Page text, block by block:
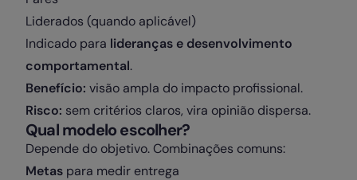
Liderados (quando aplicável)
Indicado para lideranças e desenvolvimento
comportamental.
Benefício: visão ampla do impacto profissional.
Risco: sem critérios claros, vira opinião dispersa.
Qual modelo escolher?
Depende do objetivo. Combinações comuns:
Metas para medir entrega